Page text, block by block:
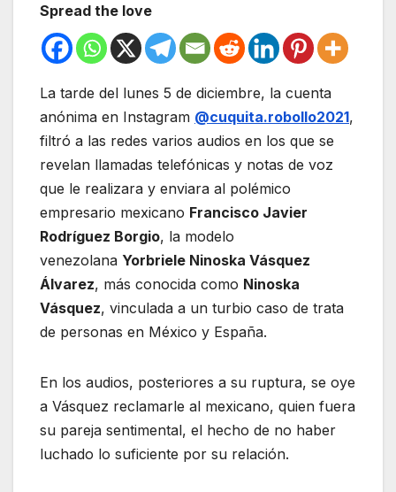
Spread the love
La tarde del lunes 5 de diciembre, la cuenta
anónima en Instagram @cuquita.robollo2021,
filtró a las redes varios audios en los que se
revelan llamadas telefónicas y notas de voz
que le realizara y enviara al polémico
empresario mexicano Francisco Javier
Rodríguez Borgio, la modelo
venezolana Yorbriele Ninoska Vásquez
Álvarez, más conocida como Ninoska
Vásquez, vinculada a un turbio caso de trata
de personas en México y España.
En los audios, posteriores a su ruptura, se oye
a Vásquez reclamarle al mexicano, quien fuera
su pareja sentimental, el hecho de no haber
luchado lo suficiente por su relación.